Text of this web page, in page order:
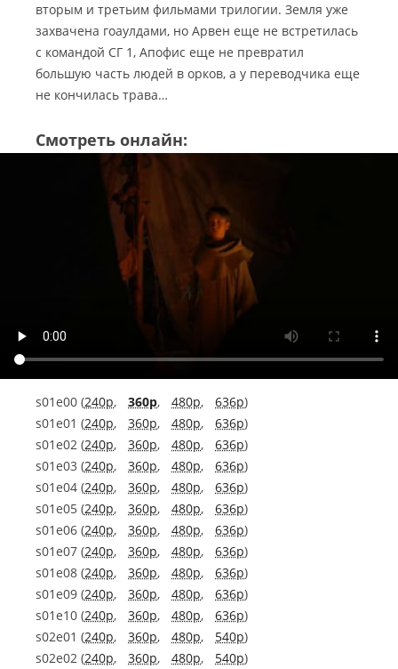
вторым и третьим фильмами трилогии. Земля уже
захвачена гоаулдами, но Арвен еще не встретилась
с командой СГ 1, Апофис еще не превратил
большую часть людей в орков, а у переводчика еще
не кончилась трава…
Смотреть онлайн:
s01e00 (240p, 360p, 480p, 636p)
s01e01 (240p, 360p, 480p, 636p)
s01e02 (240p, 360p, 480p, 636p)
s01e03 (240p, 360p, 480p, 636p)
s01e04 (240p, 360p, 480p, 636p)
s01e05 (240p, 360p, 480p, 636p)
s01e06 (240p, 360p, 480p, 636p)
s01e07 (240p, 360p, 480p, 636p)
s01e08 (240p, 360p, 480p, 636p)
s01e09 (240p, 360p, 480p, 636p)
s01e10 (240p, 360p, 480p, 636p)
s02e01 (240p, 360p, 480p, 540p)
s02e02 (240p, 360p, 480p, 540p)